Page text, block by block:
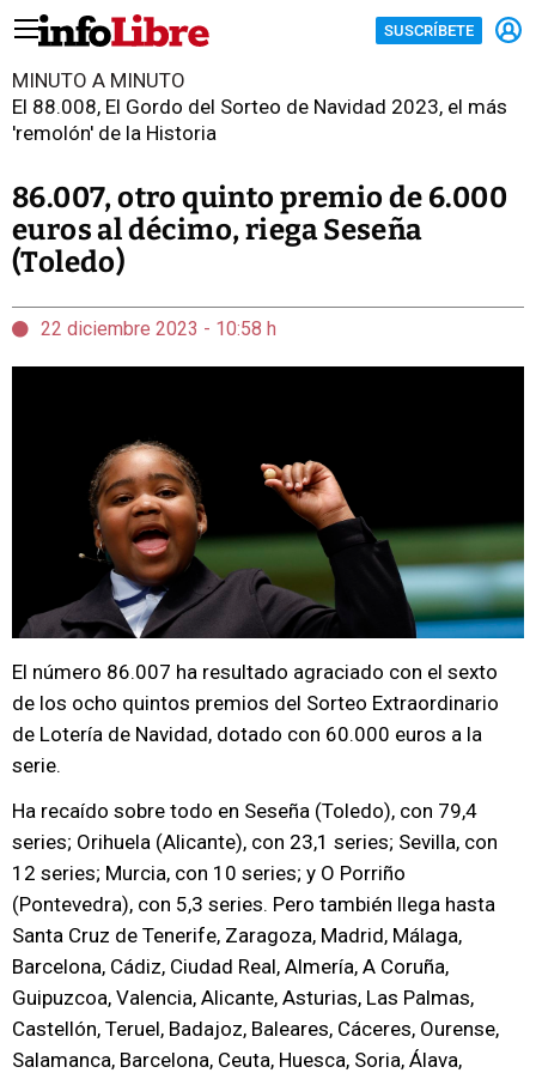
SUSCRÍBETE
MINUTO A MINUTO
El 88.008, El Gordo del Sorteo de Navidad 2023, el más
'remolón' de la Historia
86.007, otro quinto premio de 6.000
euros al décimo, riega Seseña
(Toledo)
22 diciembre 2023 - 10:58 h
El número 86.007 ha resultado agraciado con el sexto
de los ocho quintos premios del Sorteo Extraordinario
de Lotería de Navidad, dotado con 60.000 euros a la
serie.
Ha recaído sobre todo en Seseña (Toledo), con 79,4
series; Orihuela (Alicante), con 23,1 series; Sevilla, con
12 series; Murcia, con 10 series; y O Porriño
(Pontevedra), con 5,3 series. Pero también llega hasta
Santa Cruz de Tenerife, Zaragoza, Madrid, Málaga,
Barcelona, Cádiz, Ciudad Real, Almería, A Coruña,
Guipuzcoa, Valencia, Alicante, Asturias, Las Palmas,
Castellón, Teruel, Badajoz, Baleares, Cáceres, Ourense,
Salamanca, Barcelona, Ceuta, Huesca, Soria, Álava,